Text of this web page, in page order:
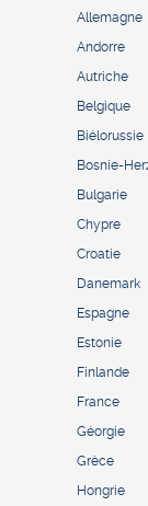
Allemagne
Andorre
Autriche
Belgique
Biélorussie
Bosnie-
Bulgarie
Chypre
Croatie
Danemark
Espagne
Estonie
Finlande
France
Géorgie
Grèce
Hongrie